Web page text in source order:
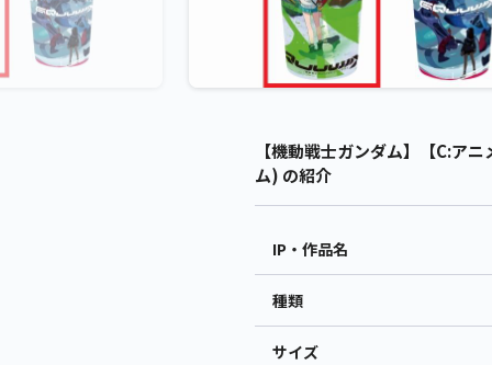
【機動戦士ガンダム】【C:ア
ム) の紹介
IP・作品名
種類
サイズ